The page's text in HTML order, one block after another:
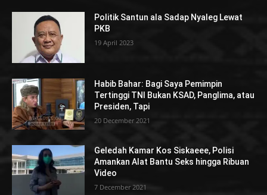
Politik Santun ala Sadap Nyaleg Lewat
PKB
19 April 2023
Habib Bahar: Bagi Saya Pemimpin
Tertinggi TNI Bukan KSAD, Panglima, atau
Presiden, Tapi
20 December 2021
Geledah Kamar Kos Siskaeee, Polisi
Amankan Alat Bantu Seks hingga Ribuan
Video
7 December 2021